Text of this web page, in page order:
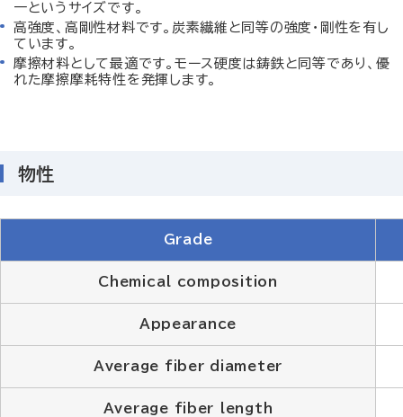
一というサイズです。
高強度、高剛性材料です。炭素繊維と同等の強度・剛性を有し
ています。
摩擦材料として最適です。モース硬度は鋳鉄と同等であり、優
れた摩擦摩耗特性を発揮します。
物性
Grade
Chemical composition
Appearance
Average fiber diameter
Average fiber length